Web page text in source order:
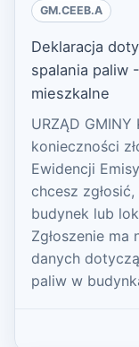
GM.CEEB.A
Deklaracja
spalania paliw
mieszkalne
URZĄD
konieczności
Ewidencji
chcesz
budynek lub
Zgłoszenie
danych
paliw w